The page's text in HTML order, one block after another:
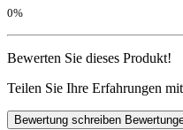
0%
Bewerten Sie dieses Produkt!
Teilen Sie Ihre Erfahrungen
Bewertung schreiben